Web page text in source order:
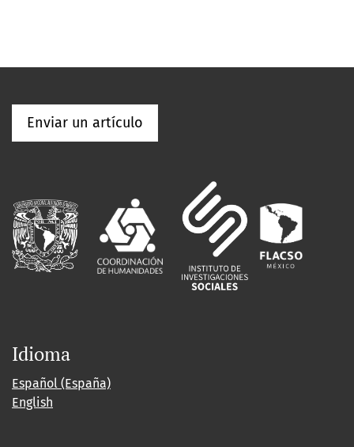
Enviar un artículo
Idioma
Español (España)
English